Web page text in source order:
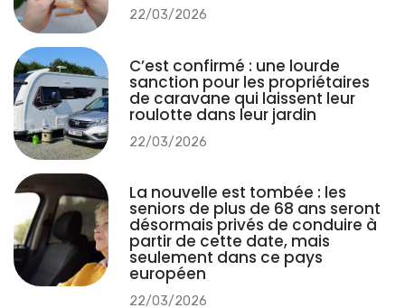
22/03/2026
C’est confirmé : une lourde
sanction pour les propriétaires
de caravane qui laissent leur
roulotte dans leur jardin
22/03/2026
La nouvelle est tombée : les
seniors de plus de 68 ans seront
désormais privés de conduire à
partir de cette date, mais
seulement dans ce pays
européen
22/03/2026